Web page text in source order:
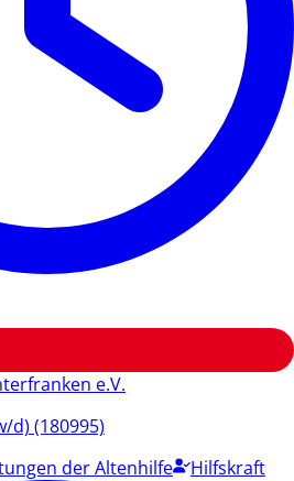
e.V.
d) (180995)
der Altenhilfe Hilfskraft